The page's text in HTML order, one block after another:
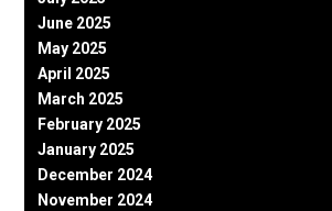
June 2025
May 2025
April 2025
March 2025
February 2025
January 2025
December 2024
November 2024